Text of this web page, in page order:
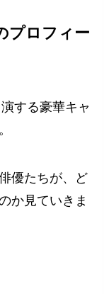
プロフィー
する豪華キャ
優たちが、ど
か見ていきま